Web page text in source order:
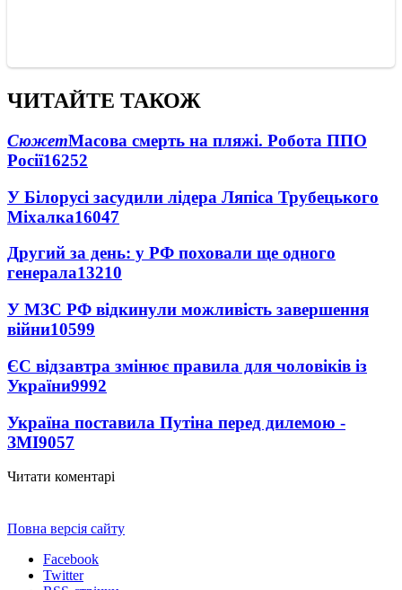
ЧИТАЙТЕ ТАКОЖ
СюжетМасова смерть на пляжі. Робота ППО
Росії16252
У Білорусі засудили лідера Ляпіса Трубецького
Міхалка16047
Другий за день: у РФ поховали ще одного
генерала13210
У МЗС РФ відкинули можливість завершення
війни10599
ЄС відзавтра змінює правила для чоловіків із
України9992
Україна поставила Путіна перед дилемою -
ЗМІ9057
Читати коментарі
Повна версія сайту
Facebook
Twitter